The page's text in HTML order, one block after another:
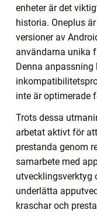
enheter är det
historia. Oneplus
versioner av
användarna unika
Denna anpassning
inte är optimerade
Trots dessa
arbetat aktivt för
prestanda genom
samarbete med
utvecklingsverktyg
underlätta
kraschar och